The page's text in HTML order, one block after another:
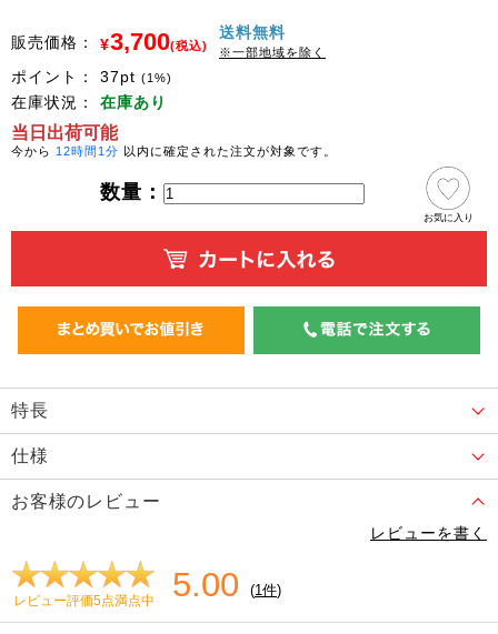
販売価格： ¥3,700(税込)
送料無料
※一部地域を除く
ポイント： 37pt (1%)
在庫状況： 在庫あり
当日出荷可能
今から 12時間1分 以内に確定された注文が対象です。
数量：
お気に入り
特長
仕様
お客様のレビュー
レビューを書く
レビュー評価5点満点中 5.00 (1件)